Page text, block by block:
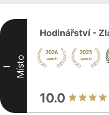
I Místo
Hodinářství -
10.0